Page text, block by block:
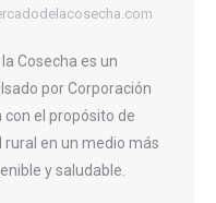
Cosecha es un
por Corporación
con el propósito de
en un medio más
y saludable.